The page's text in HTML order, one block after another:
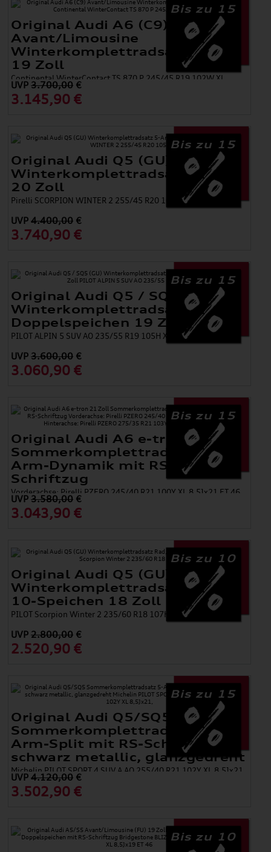
Bis zu 15
Original Audi A6 (C9)
Avant/Limousine
Winterkomplettradsatz 5-Arm
19 Zoll
Continental WinterContact TS 870 P 245/45 R19 102W XL
UVP3.700,00 €
3.145,90 €
Bis zu 15
Original Audi Q5 (GU)
Winterkomplettradsatz 5-Arm
20 Zoll
Pirelli SCORPION WINTER 2 255/45 R20 105V XL
UVP4.400,00 €
3.740,90 €
Bis zu 15
Original Audi Q5 / SQ5 (GU)
Winterkomplettradsatz Rad, 5-
Doppelspeichen 19 Zoll
PILOT ALPIN 5 SUV AO 235/55 R19 105H XL
UVP3.600,00 €
3.060,90 €
Bis zu 15
Original Audi A6 e-tron 21 Zoll
Sommerkomplettradsatz im 5-
Arm-Dynamik mit RS-
Schriftzug
Vorderachse: Pirelli PZERO 245/40 R21 100Y XL 8,5Jx21 ET 46
Hinterachse: Pirelli PZERO 275/35 R21 103Y XL 9,5Jx21 ET 63
UVP3.580,00 €
3.043,90 €
Bis zu 10
Original Audi Q5 (GU)
Winterkomplettradsatz Rad,
10-Speichen 18 Zoll
PILOT Scorpion Winter 2 235/60 R18 107H XL
UVP2.800,00 €
2.520,90 €
Bis zu 15
Original Audi Q5/SQ5
Sommerkomplettradsatz 5-
Arm-Split mit RS-Schriftzug
schwarz metallic, glanzgedreht
Michelin PILOT SPORT 4 SUV A AO 255/40 R21 102Y XL 8,5Jx21,
UVP4.120,00 €
3.502,90 €
Bis zu 10